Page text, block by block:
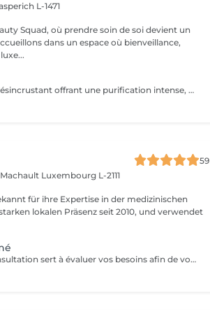
L-1471
Squad, où prendre soin de soi devient un
dans un espace où bienveillance,
Soin nettoyant et désincrustant offrant une purification intense, aidant les peaux à tendance acnéique et séborrhéique à retrouver un équilibre Deep Purify nettoie les pores en profondeur pour prévenir et atténuer les imperfections. Ce soin est indispensable à une bonne pénétration des agents actifs lors de l'application de produits cosméceutiques. 1 Séance: 135€ forfait 5 séances : 610€
59
Luxembourg L-2111
für ihre Expertise in der medizinischen
lokalen Präsenz seit 2010, und verwendet
Cette première consultation sert à évaluer vos besoins afin de vous guider vers les soins sur mesure qui répondront au mieux. À cette occasion, toutes les informations nécessaires, telles que les contre-indications, les résultats attendus et autres détails importants, vous seront fournies pour assurer une prise en charge optimale et vous garantir un suivi personnalisé.